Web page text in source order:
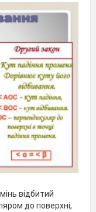
відбитий
до поверхні,